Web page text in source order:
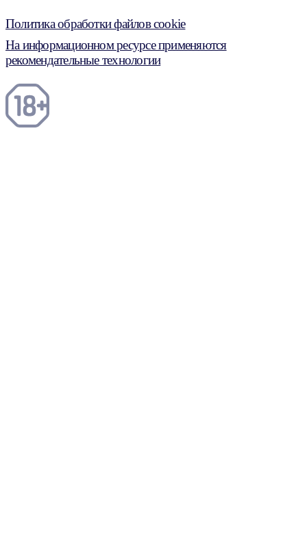
Политика обработки файлов cookie
На информационном ресурсе применяются
рекомендательные технологии